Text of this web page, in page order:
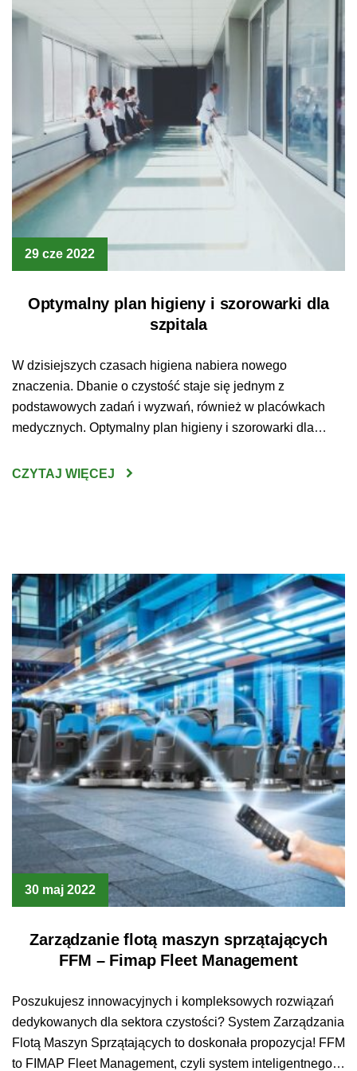
29 cze 2022
Optymalny plan higieny i szorowarki dla
szpitala
W dzisiejszych czasach higiena nabiera nowego
znaczenia. Dbanie o czystość staje się jednym z
podstawowych zadań i wyzwań, również w placówkach
medycznych. Optymalny plan higieny i szorowarki dla
pacjentów, lekarzy oraz prowadzonych na miejscu badań,
CZYTAJ WIĘCEJ
30 maj 2022
Zarządzanie flotą maszyn sprzątających
FFM – Fimap Fleet Management
Poszukujesz innowacyjnych i kompleksowych rozwiązań
dedykowanych dla sektora czystości? System Zarządzania
Flotą Maszyn Sprzątających to doskonała propozycja! FFM
to FIMAP Fleet Management, czyli system inteligentnego